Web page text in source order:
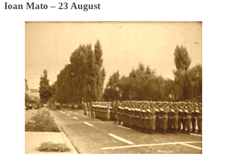
Ioan Mato – 23 August